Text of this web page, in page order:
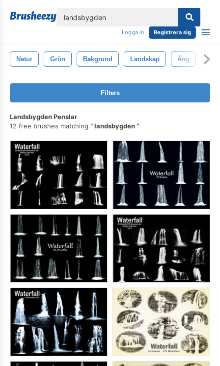
Logga in Registrera sig
Natur Grön Bakgrund Landskap Äng
Filters
Landsbygden Penslar
12 free brushes matching
landsbygden